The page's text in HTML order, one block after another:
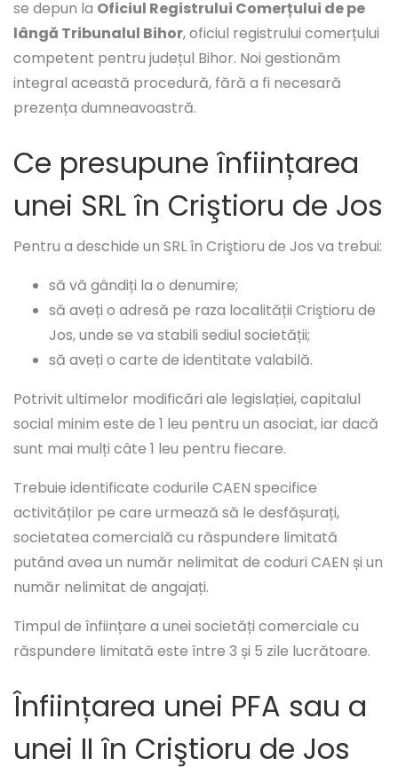
se depun la Oficiul Registrului Comerțului de pe
lângă Tribunalul Bihor, oficiul registrului comerțului
competent pentru județul Bihor. Noi gestionăm
integral această procedură, fără a fi necesară
prezența dumneavoastră.
Ce presupune înființarea
unei SRL în Criştioru de Jos
Pentru a deschide un SRL în Criştioru de Jos va trebui:
să vă gândiți la o denumire;
să aveți o adresă pe raza localității Criştioru de
Jos, unde se va stabili sediul societății;
să aveți o carte de identitate valabilă.
Potrivit ultimelor modificări ale legislației, capitalul
social minim este de 1 leu pentru un asociat, iar dacă
sunt mai mulți câte 1 leu pentru fiecare.
Trebuie identificate codurile CAEN specifice
activităților pe care urmează să le desfășurați,
societatea comercială cu răspundere limitată
putând avea un număr nelimitat de coduri CAEN și un
număr nelimitat de angajați.
Timpul de înființare a unei societăți comerciale cu
răspundere limitată este între 3 și 5 zile lucrătoare.
Înființarea unei PFA sau a
unei II în Criştioru de Jos